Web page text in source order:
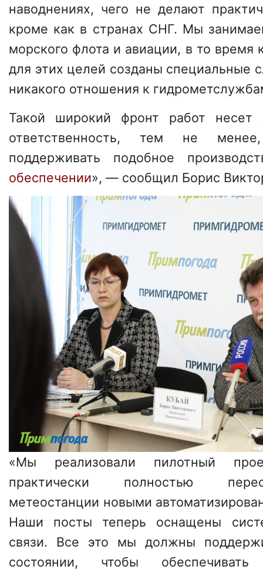
наводнениях, чего не делают
кроме как в странах СНГ. Мы
морского флота и авиации, в то время
для этих целей созданы
никакого отношения к
Такой широкий фронт работ
ответственность, тем не
поддерживать подобное
обеспечении», — сообщил Борис
«Мы реализовали пилотный
практически полностью
метеостанции новыми
Наши посты теперь оснащены
связи. Все это мы должны
состоянии, чтобы